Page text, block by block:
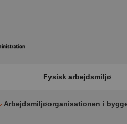
Fysisk arbejdsmiljø
Arbejdsmiljøorganisationen i